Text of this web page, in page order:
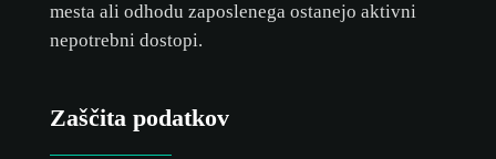
mesta ali odhodu zaposlenega ostanejo aktivni
nepotrebni dostopi.
Zaščita podatkov